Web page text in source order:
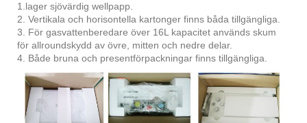
1.lager sjövärdig wellpapp.
2. Vertikala och horisontella kartonger finns båda tillgängliga.
3. För gasvattenberedare över 16L kapacitet används skum
för allroundskydd av övre, mitten och nedre delar.
4. Både bruna och presentförpackningar finns tillgängliga.